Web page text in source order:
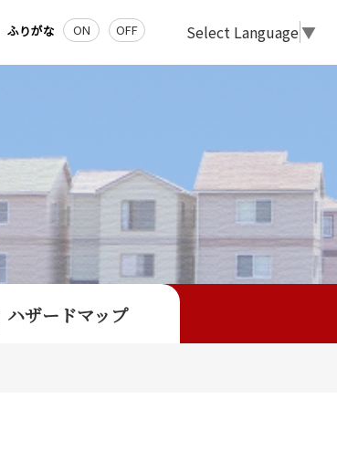
Select Language▼
ふりがな ON OFF
ハザードマップ